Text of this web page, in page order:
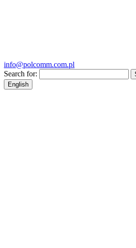
info@polcomm.com.pl
Search for:
English